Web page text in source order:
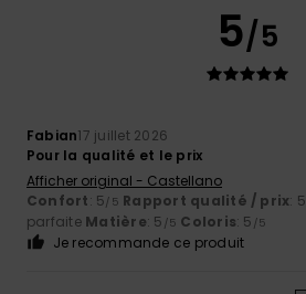
5/5
Fabian17 juillet 2026
Pour la qualité et le prix
Afficher original - Castellano
Confort: 5/5 Rapport qualité / prix: 5
parfaite Matière: 5 /5 Coloris: 5 /5
Je recommande ce produit